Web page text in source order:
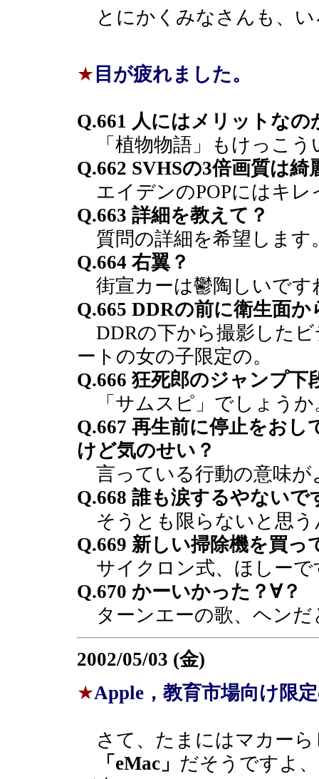
とにかくみなさんも、い
★ 目が疲れました。
Q.661 人にはメリットなの
「植物物語」もけっこう
Q.662 SVHSの3倍画質は
エイデンのPOPにはキレ
Q.663 詳細を教えて？
質問の詳細を希望します
Q.664 右翼？
街宣カーは鬱陶しいです
Q.665 DDRの前に衛生面
DDRの下から撮影した
ートの女の子限定の。
Q.666 狂死郎のジャンプ下
「サムスピ」でしょうか
Q.667 再生前に停止をお
けど気のせい？
言っている行動の意味が
Q.668 誰も涙するやないで
そうとも限らないと思う
Q.669 新しい掃除機を買っ
サイクロン式、ほしーで
Q.670 かーいかった？∀？
ターンエーの歌、ヘンだ
2002/05/03 (金)
★Apple，教育市場向け限
さて、たまにはマカーら
「eMac」 だそうですよ、